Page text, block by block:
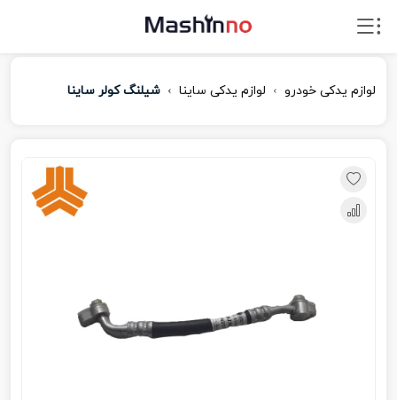
لوازم یدکی خودرو لوازم یدکی ساینا شیلنگ کولر ساینا